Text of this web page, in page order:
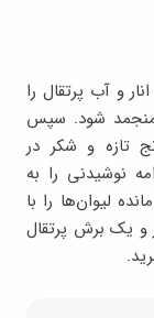
و آب پرتقال را
منجمد شود. سپس
تازه و شکر در
نوشیدنی را به
لیوان‌ها را با
و یک برش پرتقال